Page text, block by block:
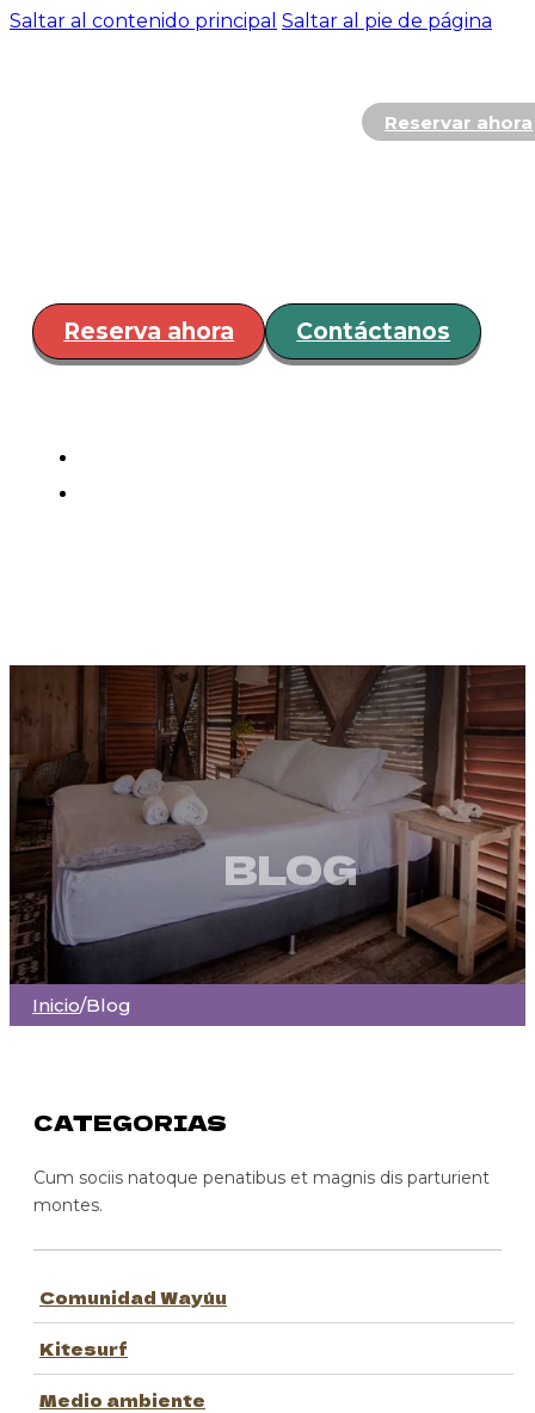
Saltar al contenido principal Saltar al pie de página
Reservar ahora
Restaurante y
Reserva ahora Contáctanos
BLOG
Inicio/Blog
CATEGORIAS
Cum sociis natoque penatibus et magnis dis parturient
montes.
Comunidad Wayúu
Kitesurf
Medio ambiente